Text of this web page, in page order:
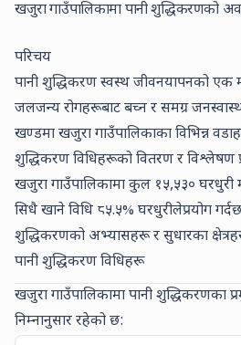
खजुरा गाउँपालिकामा पानी शुद्धिकरणको
परिचय
पानी शुद्धिकरण स्वस्थ जीवनयापनको एक
जलजन्य रोगहरूबाट बच्न र समग्र
खण्डमा खजुरा गाउँपालिकाका विभिन्न
शुद्धिकरण विधिहरूको वितरण र विश्लेषण
खजुरा गाउँपालिकामा कुल १५,५३० घरधुरी
सिधै खाने विधि ८५.५% घरधुरीलेप्रयोग
शुद्धिकरणको अभ्यासहरू र सुधारका
पानी शुद्धिकरण विधिहरू
खजुरा गाउँपालिकामा पानी शुद्धिकरणका
निम्नानुसार रहेको छ: